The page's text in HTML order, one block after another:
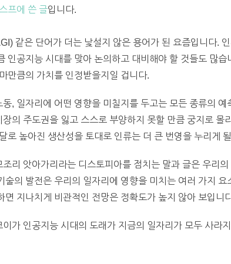
프에 쓴 글입니다.
같은 단어가 더는 낯설지 않은 용어가 된 요즘입니다.
인공지능 시대를 맞아 논의하고 대비해야 할 것들도 많
만큼의 가치를 인정받을지일 겁니다.
, 일자리에 어떤 영향을 미칠지를 두고는 모든 종류의
의 주도권을 잃고 스스로 부양하지 못할 만큼 궁지로
로 높아진 생산성을 토대로 인류는 더 큰 번영을 누리게
리 앗아가리라는 디스토피아를 점치는 말과 글은 우리
술의 발전은 우리의 일자리에 영향을 미치는 여러 가지
면 지나치게 비관적인 전망은 정확도가 높지 않아 보입니
가 인공지능 시대의 도래가 지금의 일자리가 모두 사라